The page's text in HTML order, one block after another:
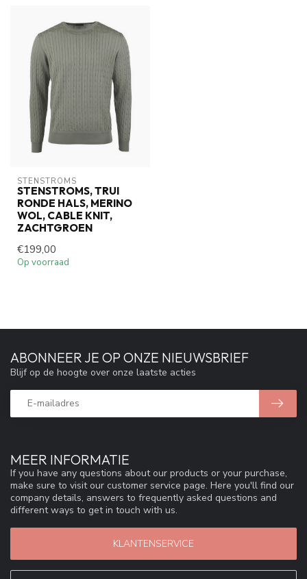
STENSTROMS
STENSTROMS, TRUI
RONDE HALS, MERINO
WOL, CABLE KNIT,
ZACHTGROEN
€199,00
Op voorraad
MEER INFORMATIE
If you have any questions about our products or your purchase,
make sure to visit our customer service page. Here you'll find our
company details, answers to frequently asked questions and
different ways to get in touch with us.
KLANTENSERVICE
ABONNEER JE OP ONZE NIEUWSBRIEF
Blijf op de hoogte over onze laatste acties